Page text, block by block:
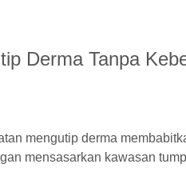
Derma Tanpa
mengutip derma
mensasarkan kawasan